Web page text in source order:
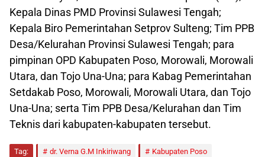
Kepala Dinas PMD Provinsi Sulawesi Tengah;
Kepala Biro Pemerintahan Setprov Sulteng; Tim PPB
Desa/Kelurahan Provinsi Sulawesi Tengah; para
pimpinan OPD Kabupaten Poso, Morowali, Morowali
Utara, dan Tojo Una-Una; para Kabag Pemerintahan
Setdakab Poso, Morowali, Morowali Utara, dan Tojo
Una-Una; serta Tim PPB Desa/Kelurahan dan Tim
Teknis dari kabupaten-kabupaten tersebut.
Tag: dr. Verna G.M Inkiriwang
Kabupaten Poso